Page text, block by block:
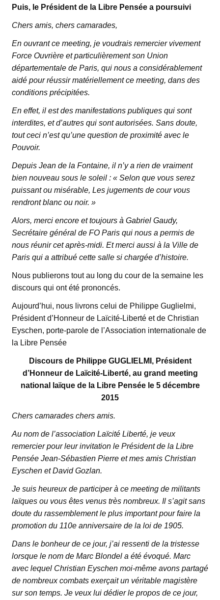
Puis, le Président de la Libre Pensée a poursuivi
Chers amis, chers camarades,
En ouvrant ce meeting, je voudrais remercier vivement
Force Ouvrière et particulièrement son Union
départementale de Paris, qui nous a considérablement
aidé pour réussir matériellement ce meeting, dans des
conditions précipitées.
En effet, il est des manifestations publiques qui sont
interdites, et d’autres qui sont autorisées. Sans doute,
tout ceci n’est qu’une question de proximité avec le
Pouvoir.
Depuis Jean de la Fontaine, il n’y a rien de vraiment
bien nouveau sous le soleil : « Selon que vous serez
puissant ou misérable, Les jugements de cour vous
rendront blanc ou noir. »
Alors, merci encore et toujours à Gabriel Gaudy,
Secrétaire général de FO Paris qui nous a permis de
nous réunir cet après-midi. Et merci aussi à la Ville de
Paris qui a attribué cette salle si chargée d’histoire.
Nous publierons tout au long du cour de la semaine les
discours qui ont été prononcés.
Aujourd’hui, nous livrons celui de Philippe Guglielmi,
Président d’Honneur de Laïcité-Liberté et de Christian
Eyschen, porte-parole de l’Association internationale de
la Libre Pensée
Discours de Philippe GUGLIELMI, Président
d’Honneur de Laïcité-Liberté, au grand meeting
national laïque de la Libre Pensée le 5 décembre
2015
Chers camarades chers amis.
Au nom de l’association Laïcité Liberté, je veux
remercier pour leur invitation le Président de la Libre
Pensée Jean-Sébastien Pierre et mes amis Christian
Eyschen et David Gozlan.
Je suis heureux de participer à ce meeting de militants
laïques ou vous êtes venus très nombreux. Il s’agit sans
doute du rassemblement le plus important pour faire la
promotion du 110e anniversaire de la loi de 1905.
Dans le bonheur de ce jour, j’ai ressenti de la tristesse
lorsque le nom de Marc Blondel a été évoqué. Marc
avec lequel Christian Eyschen moi-même avons partagé
de nombreux combats exerçait un véritable magistère
sur son temps. Je veux lui dédier le propos de ce jour,